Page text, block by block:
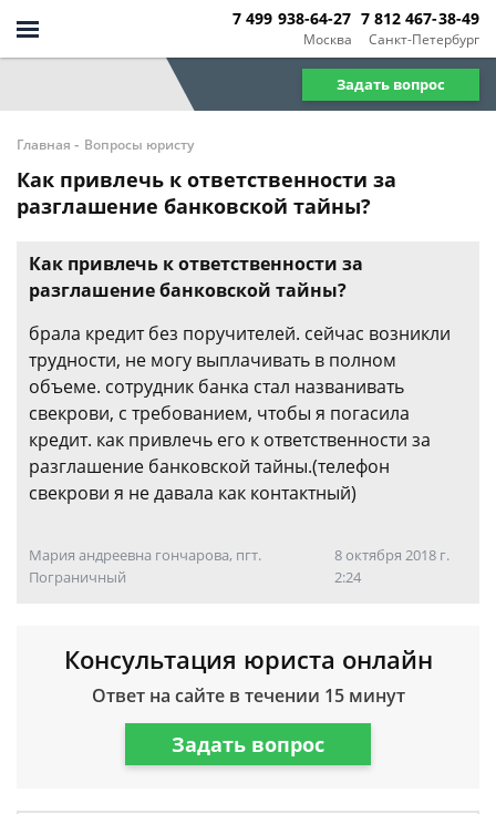
Москва
7 499 938-64-27
Санкт-Петербург
7 812 467-38-49
Задать вопрос
Главная - Вопросы юристу
Как привлечь к ответственности за
разглашение банковской тайны?
Как привлечь к ответственности за
разглашение банковской тайны?
брала кредит без поручителей. сейчас возникли
трудности, не могу выплачивать в полном
объеме. сотрудник банка стал названивать
свекрови, с требованием, чтобы я погасила
кредит. как привлечь его к ответственности за
разглашение банковской тайны.(телефон
свекрови я не давала как контактный)
Мария андреевна гончарова, пгт.
Пограничный
8 октября 2018 г.
2:24
Консультация юриста онлайн
Ответ на сайте в течении 15 минут
Задать вопрос